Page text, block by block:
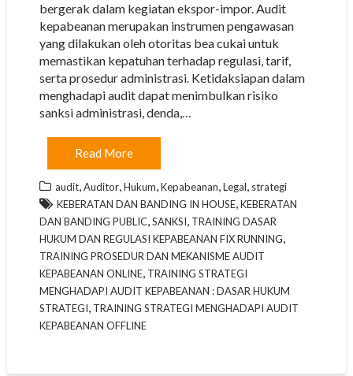
bergerak dalam kegiatan ekspor-impor. Audit
kepabeanan merupakan instrumen pengawasan
yang dilakukan oleh otoritas bea cukai untuk
memastikan kepatuhan terhadap regulasi, tarif,
serta prosedur administrasi. Ketidaksiapan dalam
menghadapi audit dapat menimbulkan risiko
sanksi administrasi, denda,…
Read More
audit,Auditor,Hukum,Kepabeanan,Legal, strategi
KEBERATAN DAN BANDING IN HOUSE,KEBERATAN
DAN BANDING PUBLIC,SANKSI, TRAINING DASAR
HUKUM DAN REGULASI KEPABEANAN FIX RUNNING,
TRAINING PROSEDUR DAN MEKANISME AUDIT
KEPABEANAN ONLINE, TRAINING STRATEGI
MENGHADAPI AUDIT KEPABEANAN : DASAR HUKUM
STRATEGI, TRAINING STRATEGI MENGHADAPI AUDIT
KEPABEANAN OFFLINE